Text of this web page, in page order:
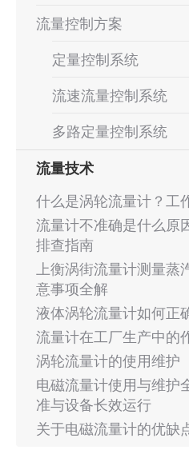
流量控制方案
定量控制系统
流速流量控制系统
多路定量控制系统
流量技术
什么是涡轮流量计？工
流量计不准确是什么原
排查指南
上衡涡街流量计测量蒸
意事项全解
液体涡轮流量计如何正
流量计在工厂生产中的
涡轮流量计的使用维护
电磁流量计使用与维护
准与设备长效运行
关于电磁流量计的优缺